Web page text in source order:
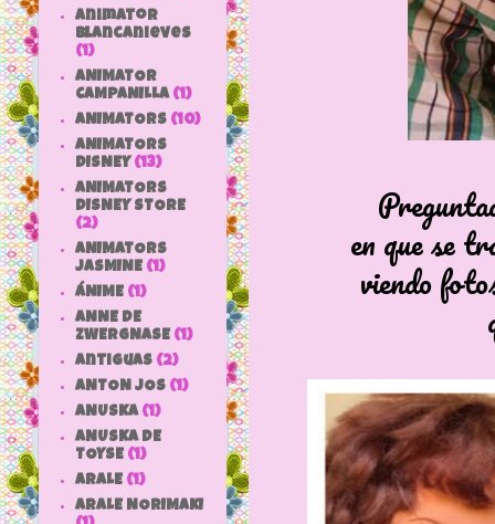
en que se
viendo
animator
blancanieves
(1)
ANIMATOR
CAMPANILLA (1)
ANIMATORS (10)
ANIMATORS
DISNEY (13)
ANIMATORS
DISNEY STORE
(2)
ANIMATORS
JASMINE (1)
ÁNIME (1)
ANNE DE
ZWERGNASE (1)
antiguas (2)
ANTON JOS (1)
ANUSKA (1)
ANUSKA DE
TOYSE (1)
ARALE (1)
ARALE NORIMAKI